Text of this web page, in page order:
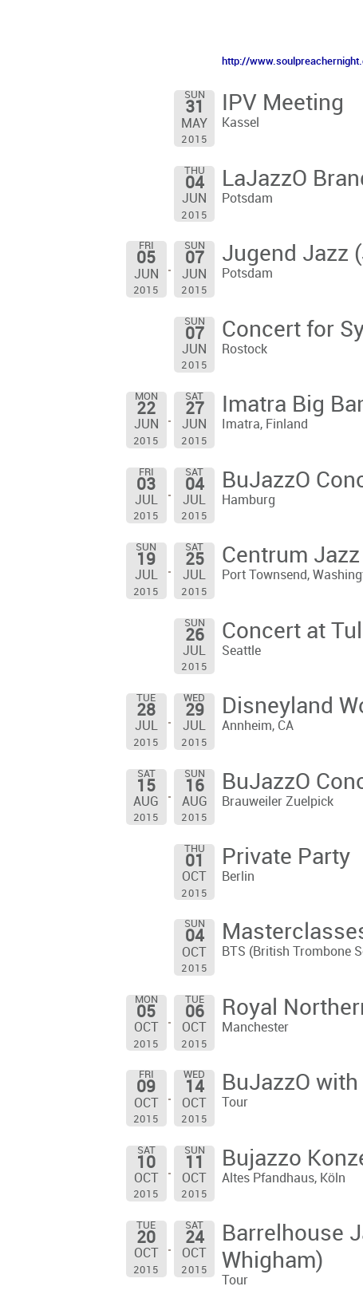
http://
SUN
31
MAY
2015
IPV Meeting
Kassel
THU
04
JUN
2015
LaJazzO
Potsdam
FRI
05
JUN
2015
SUN
07
JUN
2015
Jugend Jazz
Potsdam
SUN
07
JUN
2015
Concert for
Rostock
MON
22
JUN
2015
SAT
27
JUN
2015
Imatra Big
Imatra, Finland
FRI
03
JUL
2015
SAT
04
JUL
2015
BuJazzO
Hamburg
SUN
19
JUL
2015
SAT
25
JUL
2015
Centrum
Port Townsend,
SUN
26
JUL
2015
Concert at
Seattle
TUE
28
JUL
2015
WED
29
JUL
2015
Disneyland
Annheim, CA
SAT
15
AUG
2015
SUN
16
AUG
2015
BuJazzO
Brauweiler Zuelpick
THU
01
OCT
2015
Private Party
Berlin
SUN
04
OCT
2015
BTS (British Trombone
MON
05
OCT
2015
TUE
06
OCT
2015
Royal
Manchester
FRI
09
OCT
2015
WED
14
OCT
2015
BuJazzO
Tour
SAT
10
OCT
2015
SUN
11
OCT
2015
Bujazzo
Altes Pfandhaus, Köln
TUE
20
OCT
2015
SAT
24
OCT
2015
Barrelhouse
Whigham)
Tour